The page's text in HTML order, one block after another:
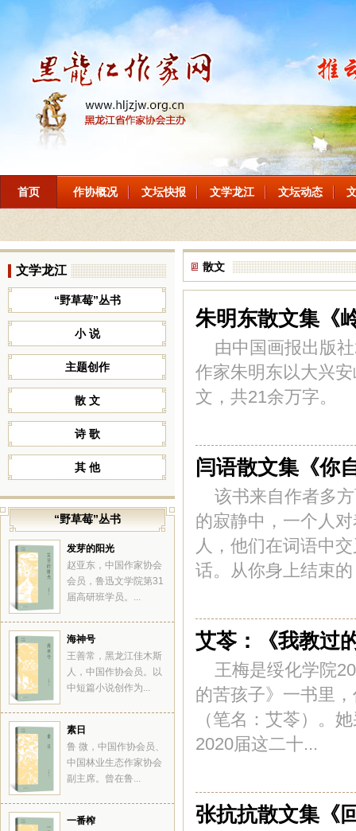
首页 作协概况 文坛快报 文学龙江 文坛动态
文学龙江
“野草莓”丛书
小 说
主题创作
散 文
诗 歌
其 他
“野草莓”丛书
发芽的阳光
赵亚东，中国作家协会
会员，鲁迅文学院第31
届高研班学员。...
海神号
王善常，黑龙江佳木斯
人，中国作协会员。以
中短篇小说创作为...
素日
鲁 微，中国作协会员、
中国林业生态作家协会
副主席。曾在鲁...
一番榨
散文
朱明东散文集《
由中国画报出版
作家朱明东以大兴
文，共21余万字。
闫语散文集《你
该书来自作者多
的寂静中，一个人
人，他们在词语中
话。从你身上结束
艾苓：《我教过
王梅是绥化学院
的苦孩子》一书里
（笔名：艾苓）。
2020届这二十...
张抗抗散文集《